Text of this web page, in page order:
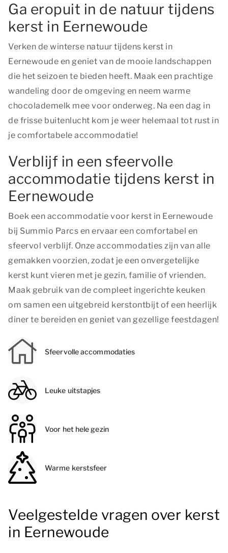
Ga eropuit in de natuur tijdens
kerst in Eernewoude
Verken de winterse natuur tijdens kerst in
Eernewoude en geniet van de mooie landschappen
die het seizoen te bieden heeft. Maak een prachtige
wandeling door de omgeving en neem warme
chocolademelk mee voor onderweg. Na een dag in
de frisse buitenlucht kom je weer helemaal tot rust in
je comfortabele accommodatie!
Verblijf in een sfeervolle
accommodatie tijdens kerst in
Eernewoude
Boek een accommodatie voor kerst in Eernewoude
bij Summio Parcs en ervaar een comfortabel en
sfeervol verblijf. Onze accommodaties zijn van alle
gemakken voorzien, zodat je een onvergetelijke
kerst kunt vieren met je gezin, familie of vrienden.
Maak gebruik van de compleet ingerichte keuken
om samen een uitgebreid kerstontbijt of een heerlijk
diner te bereiden en geniet van gezellige feestdagen!
Sfeervolle accommodaties
Leuke uitstapjes
Voor het hele gezin
Warme kerstsfeer
Veelgestelde vragen over kerst
in Eernewoude